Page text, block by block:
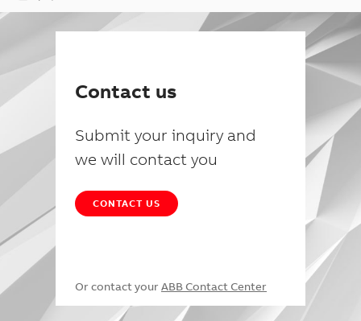
Contact us
Submit your inquiry and
we will contact you
CONTACT US
Or contact your ABB Contact Center